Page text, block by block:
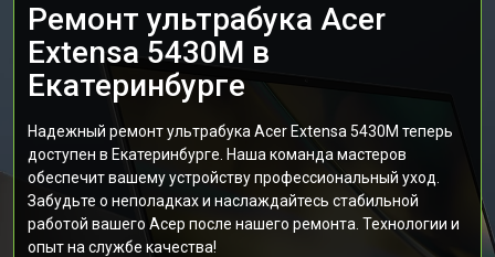
Ремонт ультрабука Acer
Extensa 5430M в
Екатеринбурге
Надежный ремонт ультрабука Acer Extensa 5430M теперь
доступен в Екатеринбурге. Наша команда мастеров
обеспечит вашему устройству профессиональный уход.
Забудьте о неполадках и наслаждайтесь стабильной
работой вашего Асер после нашего ремонта. Технологии и
опыт на службе качества!